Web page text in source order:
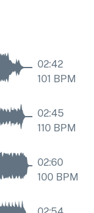
02:42
101 BPM
02:45
110 BPM
02:60
100 BPM